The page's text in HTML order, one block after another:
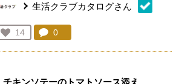
生活クラブカタログさん
お気に入り登録：
14
人が登録
コメント：
0
チキンソテーのトマトソース添え